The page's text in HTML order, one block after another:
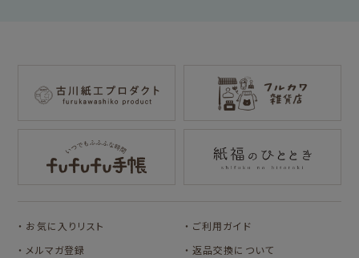
キャラクター別
サンリオキャラクタ
ーズ
コラボ別
TEA STAND
お気に入りリスト
メルマガ登録
ご利用ガイド
返品交換について